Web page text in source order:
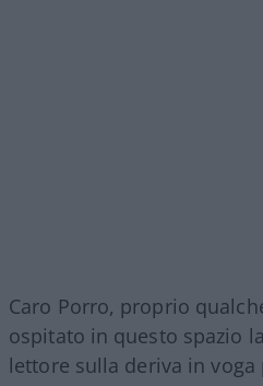
Caro Porro, proprio
ospitato in questo spazio
lettore sulla deriva in